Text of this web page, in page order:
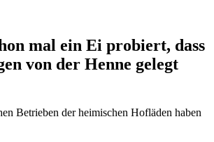
mal ein Ei probiert, dass
von der Henne gelegt
Betrieben der heimischen Hofläden haben